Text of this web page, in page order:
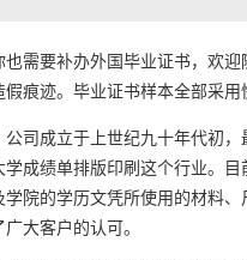
要补办外国毕业证书，欢迎
痕迹。毕业证书样本全部采
成立于上世纪九十年代初
成绩单排版印刷这个行业。
院的学历文凭所使用的材料
大客户的认可。